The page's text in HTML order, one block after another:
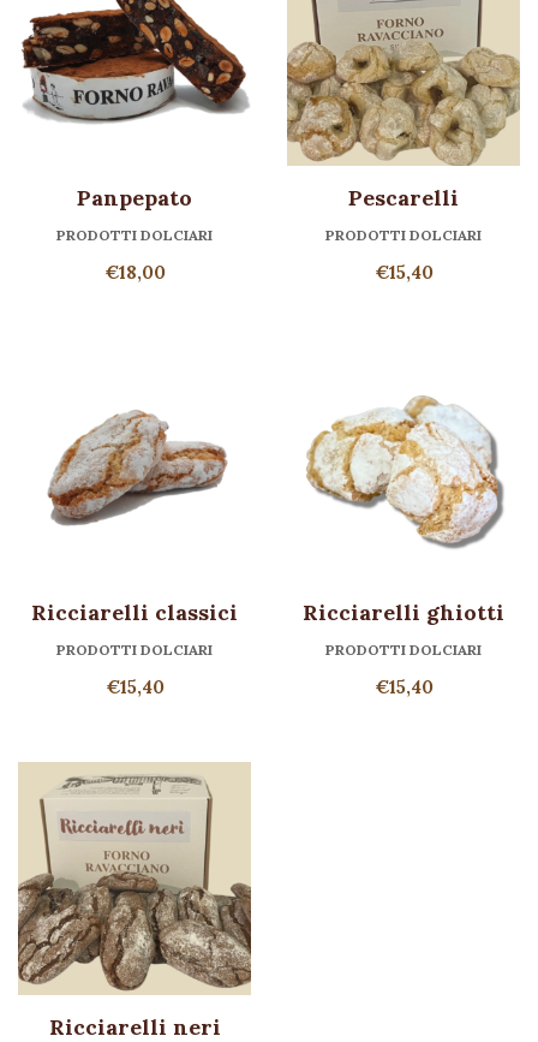
Panpepato
PRODOTTI DOLCIARI
€18,00
Pescarelli
PRODOTTI DOLCIARI
€15,40
Ricciarelli classici
PRODOTTI DOLCIARI
€15,40
Ricciarelli ghiotti
PRODOTTI DOLCIARI
€15,40
Ricciarelli neri